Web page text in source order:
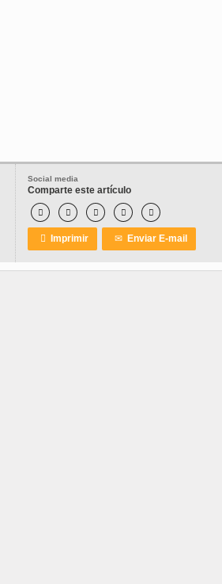
Social media
Comparte este artículo
    
 Imprimir ✉ Enviar E-mail